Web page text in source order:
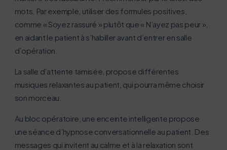
navigation, vous pouvez
le parcourir dans son Mode Eco. Celui-ci sollicitera
très peu nos serveurs et vous deviendrez ainsi un
acteur majeur de l’écoconception.
Merci pour votre contribution !
Activer le mode éco
mots. Par exemple, utiliser des formules positives,
comme « Soyez rassuré » plutôt que « N’ayez pas peur »,
en aidant le patient à s’habiller avant d’entrer en salle
d’opération.
La salle d’attente tamisée, propose différentes
musiques relaxantes au patient, qui pourra même choisir
son morceau.
Au bloc opératoire, une enceinte intelligente propose
une séance d’hypnose conversationnelle au patient. Des
messages qui invitent au calme et à la relaxation sont